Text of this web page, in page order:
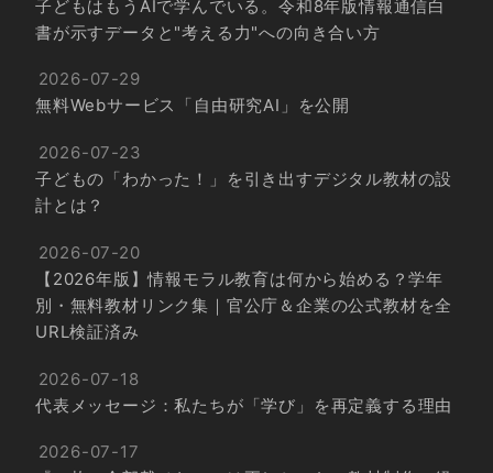
子どもはもうAIで学んでいる。令和8年版情報通信白
書が示すデータと"考える力"への向き合い方
2026-07-29
無料Webサービス「自由研究AI」を公開
2026-07-23
子どもの「わかった！」を引き出すデジタル教材の設
計とは？
2026-07-20
【2026年版】情報モラル教育は何から始める？学年
別・無料教材リンク集｜官公庁＆企業の公式教材を全
URL検証済み
2026-07-18
代表メッセージ：私たちが「学び」を再定義する理由
2026-07-17